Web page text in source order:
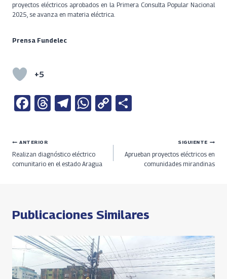
proyectos eléctricos aprobados en la Primera Consulta Popular Nacional
2025, se avanza en materia eléctrica.
Prensa Fundelec
+5
Fa
b
o
o
T
a
ds
Te
a
m
W
s
A
C
e
Navegación
de
ANTERIOR
Realizan diagnóstico eléctrico
comunitario en el estado Aragua
SIGUIENTE
Aprueban proyectos eléctricos en
comunidades mirandinas
Publicaciones Similares